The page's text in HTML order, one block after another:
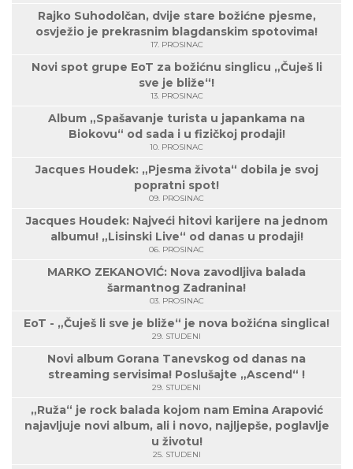
Rajko Suhodolčan, dvije stare božićne pjesme,
osvježio je prekrasnim blagdanskim spotovima!
17. PROSINAC
Novi spot grupe EoT za božićnu singlicu „Čuješ li
sve je bliže“!
13. PROSINAC
Album „Spašavanje turista u japankama na
Biokovu“ od sada i u fizičkoj prodaji!
10. PROSINAC
Jacques Houdek: „Pjesma života“ dobila je svoj
popratni spot!
09. PROSINAC
Jacques Houdek: Najveći hitovi karijere na jednom
albumu! „Lisinski Live“ od danas u prodaji!
06. PROSINAC
MARKO ZEKANOVIĆ: Nova zavodljiva balada
šarmantnog Zadranina!
03. PROSINAC
EoT - „Čuješ li sve je bliže“ je nova božićna singlica!
29. STUDENI
Novi album Gorana Tanevskog od danas na
streaming servisima! Poslušajte „Ascend“ !
29. STUDENI
„Ruža“ je rock balada kojom nam Emina Arapović
najavljuje novi album, ali i novo, najljepše, poglavlje
u životu!
25. STUDENI